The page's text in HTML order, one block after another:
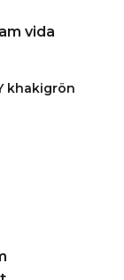
khakigrön